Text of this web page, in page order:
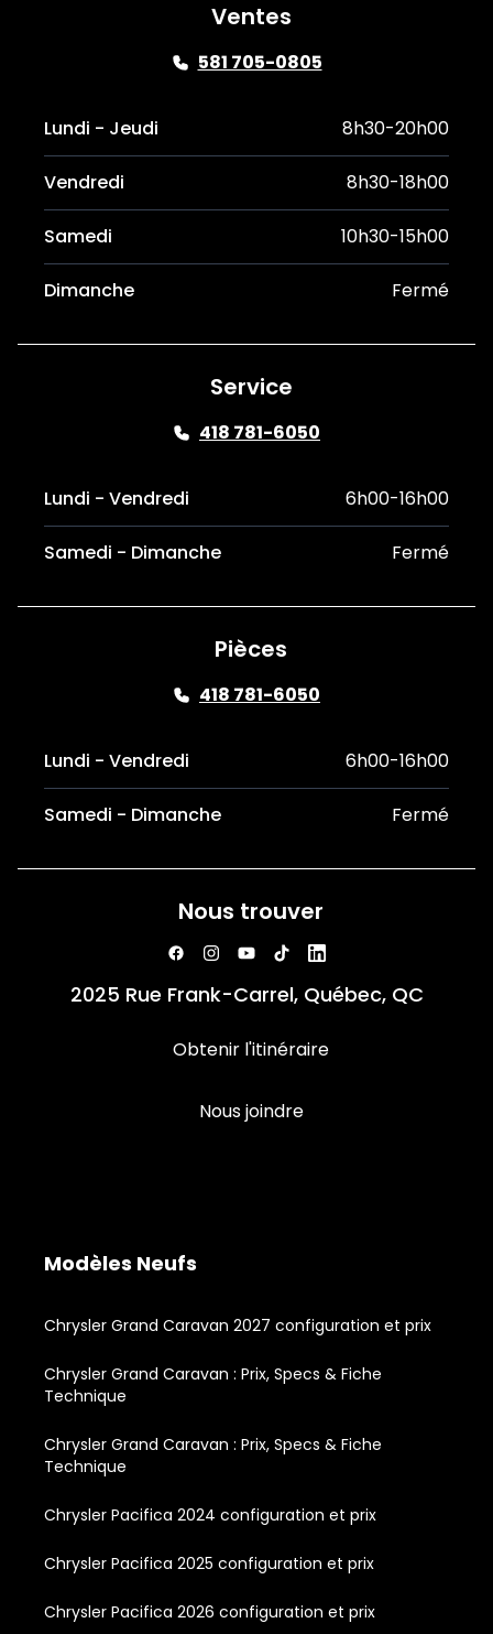
Ventes
581 705-0805
Lundi - Jeudi 8h30-20h00
Vendredi 8h30-18h00
Samedi 10h30-15h00
Dimanche Fermé
Service
418 781-6050
Lundi - Vendredi 6h00-16h00
Samedi - Dimanche Fermé
Pièces
418 781-6050
Lundi - Vendredi 6h00-16h00
Samedi - Dimanche Fermé
Nous trouver
2025 Rue Frank-Carrel, Québec, QC
Obtenir l'itinéraire
Nous joindre
Modèles Neufs
Chrysler Grand Caravan 2027 configuration et prix
Chrysler Grand Caravan : Prix, Specs & Fiche
Technique
Chrysler Grand Caravan : Prix, Specs & Fiche
Technique
Chrysler Pacifica 2024 configuration et prix
Chrysler Pacifica 2025 configuration et prix
Chrysler Pacifica 2026 configuration et prix